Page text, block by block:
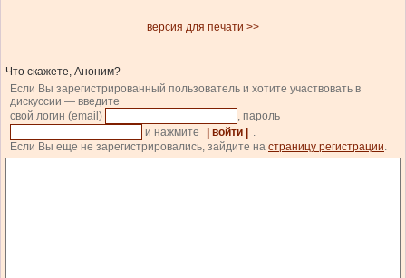
версия для печати >>
Что скажете, Аноним?
Если Вы зарегистрированный пользователь и хотите участвовать в
дискуссии — введите
свой логин (email)
, пароль
и нажмите
| войти |
.
Если Вы еще не зарегистрировались, зайдите на страницу регистрации.